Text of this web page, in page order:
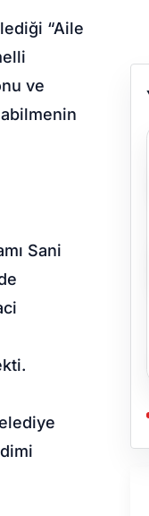
“Aile
ve
Sani